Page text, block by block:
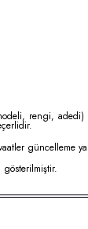
rengi, adedi)
gösterilmiştir.